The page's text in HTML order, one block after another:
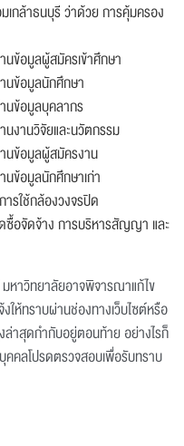
เกล้าธนบุรี ว่าด้วย การคุ้มครอง
นข้อมูลผู้สมัครเข้าศึกษา
นข้อมูลนักศึกษา
นข้อมูลบุคลากร
นงานวิจัยและนวัตกรรม
นข้อมูลผู้สมัครงาน
นข้อมูลนักศึกษาเก่า
ารใช้กล้องวงจรปิด
ซื้อจัดจ้าง การบริหารสัญญา และ
หาวิทยาลัยอาจพิจารณาแก้ไข
ให้ทราบผ่านช่องทางเว็บไซต์หรือ
ล่าสุดกำกับอยู่ตอนท้าย อย่างไรก็
คคลโปรดตรวจสอบเพื่อรับทราบ